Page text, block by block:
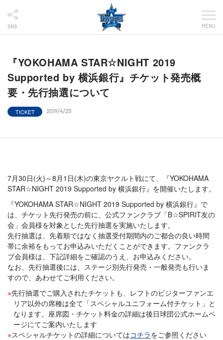
SNS MENU
『YOKOHAMA STAR☆NIGHT 2019
Supported by 横浜銀行』チケット発売概
要・先行抽選について
TICKET 2019/4/25
7月30日(火)～8月1日(木)の東京ヤクルト戦にて、『YOKOHAMA
STAR☆NIGHT 2019 Supported by 横浜銀行』を開催いたします。
『YOKOHAMA STAR☆NIGHT 2019 Supported by 横浜銀行』で
は、チケット先行発売の前に、公式ファンクラブ「B☆SPIRIT友の
会」会員様を対象とした先行抽選を実施いたします。
先行抽選は、先着順ではなく抽選受付期間内のご都合の良い時間
帯に余裕をもってお申込みいただくことができます。ファンクラ
ブ会員様は、下記詳細をご確認のうえ、お申込みください。
なお、先行抽選後には、ステージ別先行発売・一般発売も行いま
すので、あわせてご利用ください。
先行抽選でご購入されたチケットも、レフトのビジターファンエ
リア以外の席種は全て「スペシャルユニフォーム付チケット」と
なります。座席図・チケット料金の詳細は後日球団公式ホームペ
ージにてご案内いたします
スペシャルチケットの詳細についてはコチラをご参照ください